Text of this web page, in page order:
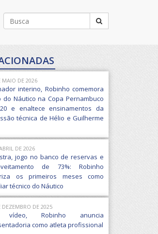
Buscar
por:
MAIO DE 2026
interino, Robinho comemora
do Náutico na Copa Pernambuco
20 e enaltece ensinamentos da
técnica de Hélio e Guilherme
DE 2026
jogo no banco de reservas e
de 73%: Robinho
os primeiros meses como
técnico do Náutico
DEZEMBRO DE 2025
vídeo, Robinho anuncia
como atleta profissional